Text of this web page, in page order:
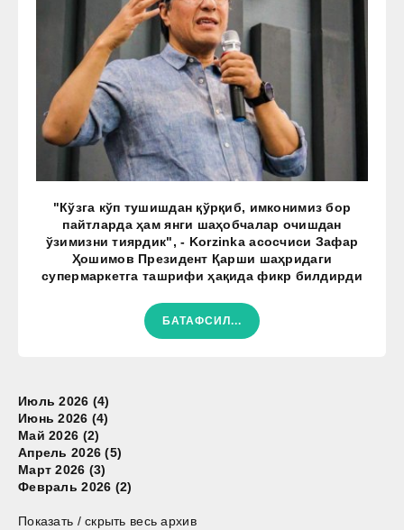
"Кўзга кўп тушишдан қўрқиб, имконимиз бор
пайтларда ҳам янги шаҳобчалар очишдан
ўзимизни тиярдик", - Korzinka асосчиси Зафар
Ҳошимов Президент Қарши шаҳридаги
супермаркетга ташрифи ҳақида фикр билдирди
БАТАФСИЛ...
Июль 2026 (4)
Июнь 2026 (4)
Май 2026 (2)
Апрель 2026 (5)
Март 2026 (3)
Февраль 2026 (2)
Показать / скрыть весь архив